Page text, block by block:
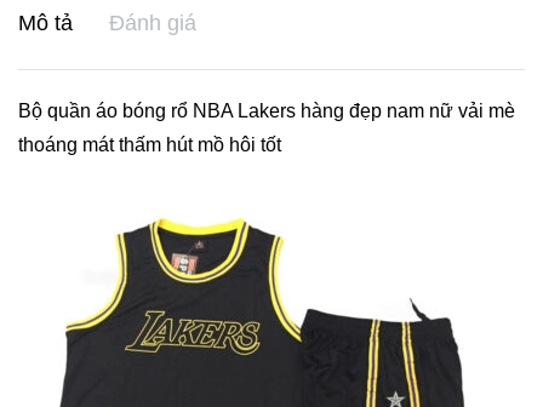
Mô tả Đánh giá
Bộ quần áo bóng rổ NBA Lakers hàng đẹp nam nữ vải mè
thoáng mát thấm hút mồ hôi tốt